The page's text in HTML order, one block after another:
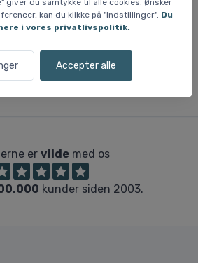
giver du samtykke til alle cookies. Ønsker
kan du klikke på "Indstillinger". Du
i vores privatlivspolitik.
Accepter alle
for holdbarhed
identitetstyveri
nylon
over for elementerne
er vildemed os
kunder siden 2003.